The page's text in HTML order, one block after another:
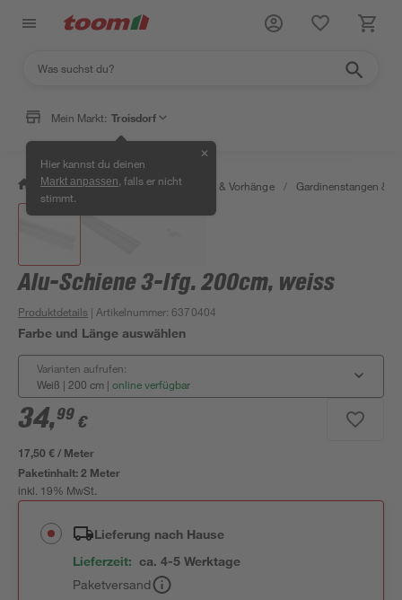
Mein Markt: Troisdorf
Hier kannst du deinen
Markt anpassen , falls er nicht
stimmt.
✕
/ Wohnen & Haushalt / Gardinen & Vorhänge / Gardinenstangen &
Alu-Schiene 3-lfg. 200cm, weiss
Produktdetails | Artikelnummer:6370404
Farbe und Länge auswählen
Varianten aufrufen:
Weiß | 200 cm | online verfügbar
34,99 €
17,50 € / Meter
Paketinhalt:2 Meter
inkl. 19% MwSt.
Lieferung nach Hause
Lieferzeit: ca. 4-5 Werktage
Paketversand